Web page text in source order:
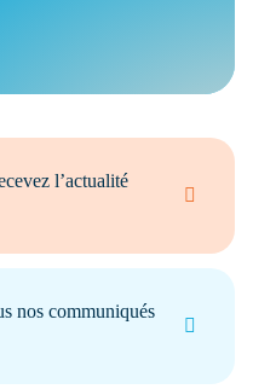
l’actualité
nos communiqués